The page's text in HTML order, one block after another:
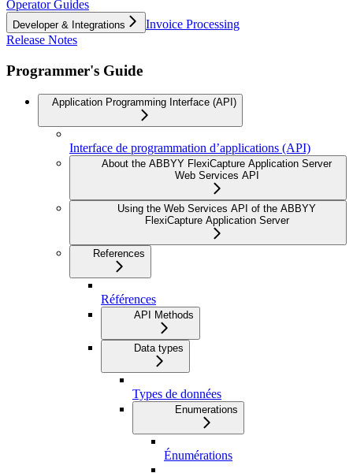
Operator Guides
Developer & Integrations
Invoice Processing
Release Notes
Programmer's Guide
Application Programming Interface (API)
Interface de programmation d’applications (API)
About the ABBYY FlexiCapture Application Server
Web Services API
Using the Web Services API of the ABBYY
FlexiCapture Application Server
References
Références
API Methods
Data types
Types de données
Enumerations
Énumérations